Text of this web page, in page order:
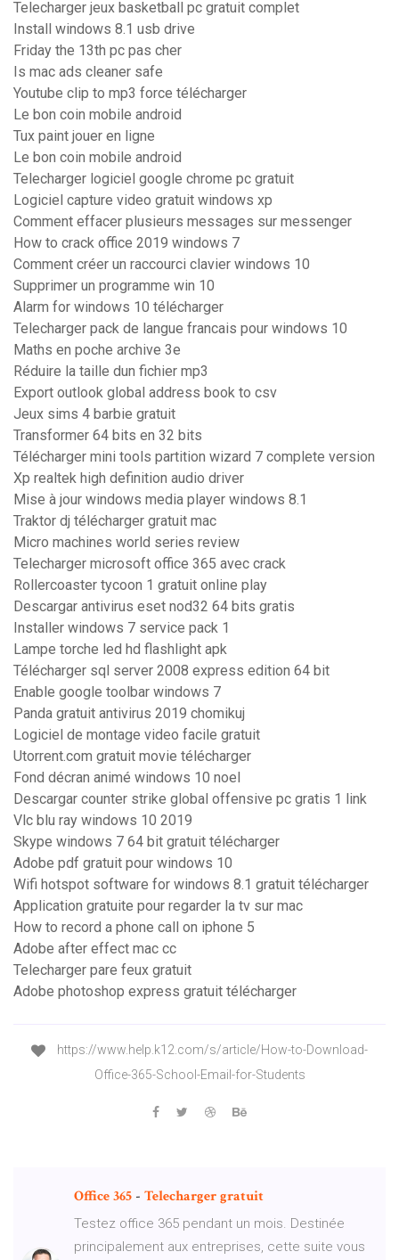
Telecharger jeux basketball pc gratuit complet
Install windows 8.1 usb drive
Friday the 13th pc pas cher
Is mac ads cleaner safe
Youtube clip to mp3 force télécharger
Le bon coin mobile android
Tux paint jouer en ligne
Le bon coin mobile android
Telecharger logiciel google chrome pc gratuit
Logiciel capture video gratuit windows xp
Comment effacer plusieurs messages sur messenger
How to crack office 2019 windows 7
Comment créer un raccourci clavier windows 10
Supprimer un programme win 10
Alarm for windows 10 télécharger
Telecharger pack de langue francais pour windows 10
Maths en poche archive 3e
Réduire la taille dun fichier mp3
Export outlook global address book to csv
Jeux sims 4 barbie gratuit
Transformer 64 bits en 32 bits
Télécharger mini tools partition wizard 7 complete version
Xp realtek high definition audio driver
Mise à jour windows media player windows 8.1
Traktor dj télécharger gratuit mac
Micro machines world series review
Telecharger microsoft office 365 avec crack
Rollercoaster tycoon 1 gratuit online play
Descargar antivirus eset nod32 64 bits gratis
Installer windows 7 service pack 1
Lampe torche led hd flashlight apk
Télécharger sql server 2008 express edition 64 bit
Enable google toolbar windows 7
Panda gratuit antivirus 2019 chomikuj
Logiciel de montage video facile gratuit
Utorrent.com gratuit movie télécharger
Fond décran animé windows 10 noel
Descargar counter strike global offensive pc gratis 1 link
Vlc blu ray windows 10 2019
Skype windows 7 64 bit gratuit télécharger
Adobe pdf gratuit pour windows 10
Wifi hotspot software for windows 8.1 gratuit télécharger
Application gratuite pour regarder la tv sur mac
How to record a phone call on iphone 5
Adobe after effect mac cc
Telecharger pare feux gratuit
Adobe photoshop express gratuit télécharger
https://www.help.k12.com/s/article/How-to-Download-
Office-365-School-Email-for-Students
Office365 - Telechargergratuit
Testez office 365 pendant un mois. Destinée
principalement aux entreprises, cette suite vous